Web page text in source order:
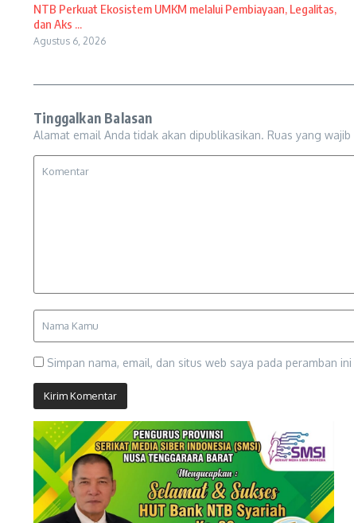
NTB Perkuat Ekosistem UMKM melalui Pembiayaan, Legalitas,
dan Aks ...
Agustus 6, 2026
Tinggalkan Balasan
Alamat email Anda tidak akan dipublikasikan. Ruas yang
Simpan nama, email, dan situs web saya pada peramban